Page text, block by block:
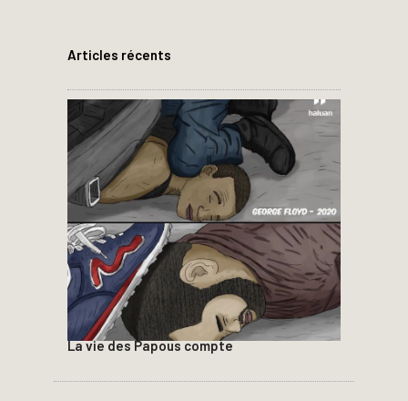
Articles récents
La vie des Papous compte